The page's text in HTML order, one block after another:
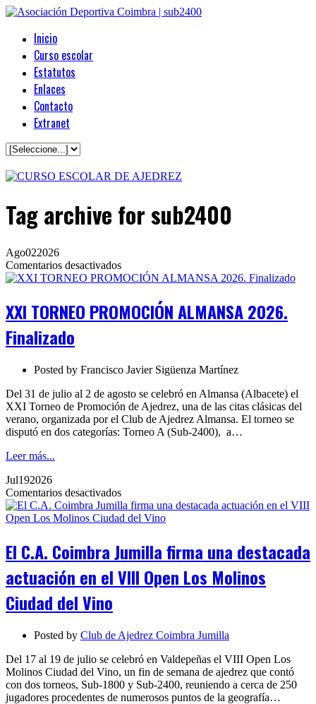
Inicio
Curso escolar
Estatutos
Enlaces
Contacto
Extranet
Tag archive for sub2400
Ago022026
Comentarios desactivadosen
XXI
PROMOCIÓN
ALMANSA
XXI TORNEO PROMOCIÓN ALMANSA 2026.
Finalizado
Posted by Francisco Javier Sigüenza Martínez
Del 31 de julio al 2 de agosto se celebró en Almansa (Albacete) el
XXI Torneo de Promoción de Ajedrez, una de las citas clásicas del
verano, organizada por el Club de Ajedrez Almansa. El torneo se
disputó en dos categorías: Torneo A (Sub-2400), a…
Leer más...
Jul192026
Comentarios desactivadosen
El
C.A.
firma
destacada
VIII
Open
Los
Molinos
Ciudad
del
El C.A. Coimbra Jumilla firma una destacada
actuación en el VIII Open Los Molinos
Ciudad del Vino
Posted by Club de Ajedrez Coimbra Jumilla
Del 17 al 19 de julio se celebró en Valdepeñas el VIII Open Los
Molinos Ciudad del Vino, un fin de semana de ajedrez que contó
con dos torneos, Sub-1800 y Sub-2400, reuniendo a cerca de 250
jugadores procedentes de numerosos puntos de la geografía…